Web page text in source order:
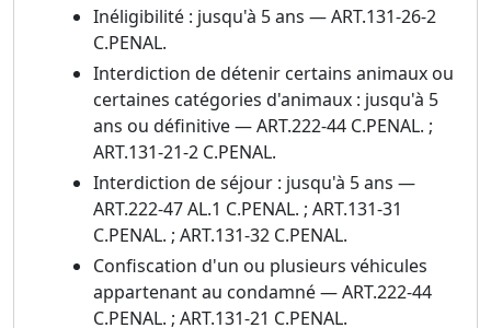
Inéligibilité : jusqu'à 5 ans — ART.131-26-2
C.PENAL.
Interdiction de détenir certains animaux ou
certaines catégories d'animaux : jusqu'à 5
ans ou définitive — ART.222-44 C.PENAL. ;
ART.131-21-2 C.PENAL.
Interdiction de séjour : jusqu'à 5 ans —
ART.222-47 AL.1 C.PENAL. ; ART.131-31
C.PENAL. ; ART.131-32 C.PENAL.
Confiscation d'un ou plusieurs véhicules
appartenant au condamné — ART.222-44
C.PENAL. ; ART.131-21 C.PENAL.